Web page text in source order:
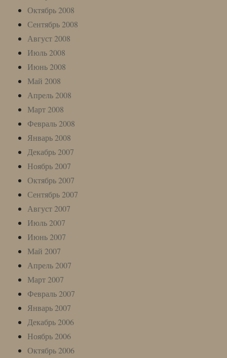
Октябрь 2008
Сентябрь 2008
Август 2008
Июль 2008
Июнь 2008
Май 2008
Апрель 2008
Март 2008
Февраль 2008
Январь 2008
Декабрь 2007
Ноябрь 2007
Октябрь 2007
Сентябрь 2007
Август 2007
Июль 2007
Июнь 2007
Май 2007
Апрель 2007
Март 2007
Февраль 2007
Январь 2007
Декабрь 2006
Ноябрь 2006
Октябрь 2006